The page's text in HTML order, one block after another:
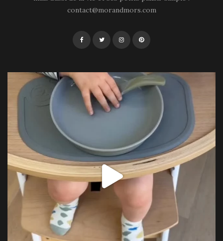
contact@morandmors.com